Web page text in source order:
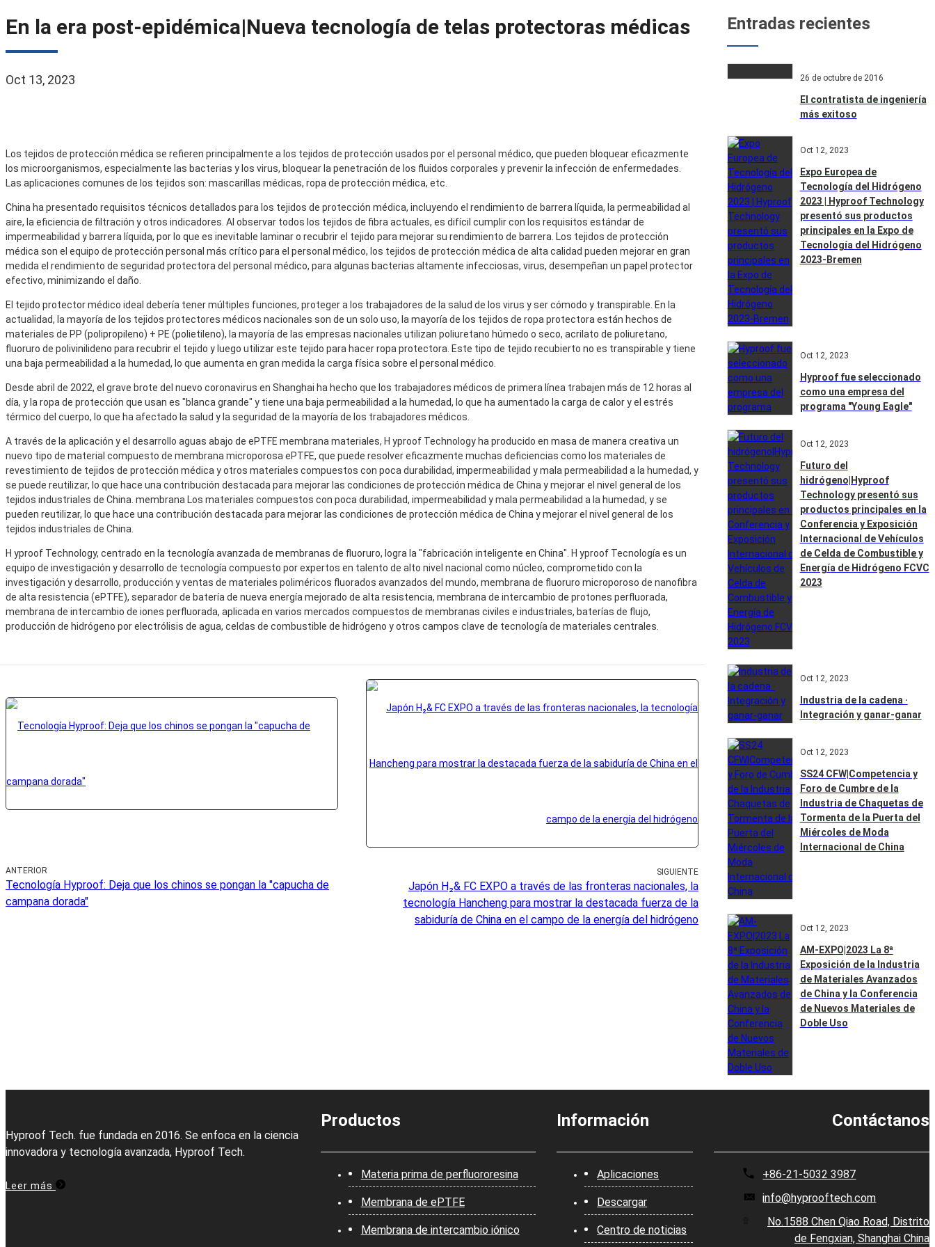
En la era post-epidémica|Nueva tecnología de telas protectoras médicas
Oct 13, 2023
Los tejidos de protección médica se refieren principalmente a los tejidos de protección usados por el personal médico, que pueden bloquear eficazmente
los microorganismos, especialmente las bacterias y los virus, bloquear la penetración de los fluidos corporales y prevenir la infección de enfermedades.
Las aplicaciones comunes de los tejidos son: mascarillas médicas, ropa de protección médica, etc.
China ha presentado requisitos técnicos detallados para los tejidos de protección médica, incluyendo el rendimiento de barrera líquida, la permeabilidad al
aire, la eficiencia de filtración y otros indicadores. Al observar todos los tejidos de fibra actuales, es difícil cumplir con los requisitos estándar de
impermeabilidad y barrera líquida, por lo que es inevitable laminar o recubrir el tejido para mejorar su rendimiento de barrera. Los tejidos de protección
médica son el equipo de protección personal más crítico para el personal médico, los tejidos de protección médica de alta calidad pueden mejorar en gran
medida el rendimiento de seguridad protectora del personal médico, para algunas bacterias altamente infecciosas, virus, desempeñan un papel protector
efectivo, minimizando el daño.
El tejido protector médico ideal debería tener múltiples funciones, proteger a los trabajadores de la salud de los virus y ser cómodo y transpirable. En la
actualidad, la mayoría de los tejidos protectores médicos nacionales son de un solo uso, la mayoría de los tejidos de ropa protectora están hechos de
materiales de PP (polipropileno) + PE (polietileno), la mayoría de las empresas nacionales utilizan poliuretano húmedo o seco, acrilato de poliuretano,
fluoruro de polivinilideno para recubrir el tejido y luego utilizar este tejido para hacer ropa protectora. Este tipo de tejido recubierto no es transpirable y tiene
una baja permeabilidad a la humedad, lo que aumenta en gran medida la carga física sobre el personal médico.
Desde abril de 2022, el grave brote del nuevo coronavirus en Shanghai ha hecho que los trabajadores médicos de primera línea trabajen más de 12 horas al
día, y la ropa de protección que usan es "blanca grande" y tiene una baja permeabilidad a la humedad, lo que ha aumentado la carga de calor y el estrés
térmico del cuerpo, lo que ha afectado la salud y la seguridad de la mayoría de los trabajadores médicos.
A través de la aplicación y el desarrollo aguas abajo de ePTFE membranamateriales, H yproof Technology ha producido en masa de manera creativa un
nuevo tipo de material compuesto de membrana microporosa ePTFE, que puede resolver eficazmente muchas deficiencias como los materiales de
revestimiento de tejidos de protección médica y otros materiales compuestos con poca durabilidad, impermeabilidad y mala permeabilidad a la humedad, y
se puede reutilizar, lo que hace una contribución destacada para mejorar las condiciones de protección médica de China y mejorar el nivel general de los
tejidos industriales de China. membrana Los materiales compuestos con poca durabilidad, impermeabilidad y mala permeabilidad a la humedad, y se
pueden reutilizar, lo que hace una contribución destacada para mejorar las condiciones de protección médica de China y mejorar el nivel general de los
tejidos industriales de China.
H yproof Technology, centrado en la tecnología avanzada de membranas de fluoruro, logra la "fabricación inteligente en China". H yproof Tecnología es un
equipo de investigación y desarrollo de tecnología compuesto por expertos en talento de alto nivel nacional como núcleo, comprometido con la
investigación y desarrollo, producción y ventas de materiales poliméricos fluorados avanzados del mundo, membrana de fluoruro microporoso de nanofibra
de alta resistencia (ePTFE), separador de batería de nueva energía mejorado de alta resistencia, membrana de intercambio de protones perfluorada,
membrana de intercambio de iones perfluorada, aplicada en varios mercados compuestos de membranas civiles e industriales, baterías de flujo,
producción de hidrógeno por electrólisis de agua, celdas de combustible de hidrógeno y otros campos clave de tecnología de materiales centrales.
ANTERIOR
Tecnología Hyproof: Deja que los chinos se pongan la "capucha de
campana dorada"
SIGUIENTE
Japón H₂& FC EXPO a través de las fronteras nacionales, la
tecnología Hancheng para mostrar la destacada fuerza de la
sabiduría de China en el campo de la energía del hidrógeno
Entradas recientes
26 de octubre de 2016
El contratista de ingeniería
más exitoso
Oct 12, 2023
Expo Europea de
Tecnología del Hidrógeno
2023 | Hyproof Technology
presentó sus productos
principales en la Expo de
Tecnología del Hidrógeno
2023-Bremen
Oct 12, 2023
Hyproof fue seleccionado
como una empresa del
programa "Young Eagle"
Oct 12, 2023
Futuro del
hidrógeno|Hyproof
Technology presentó sus
productos principales en la
Conferencia y Exposición
Internacional de Vehículos
de Celda de Combustible y
Energía de Hidrógeno FCVC
2023
Oct 12, 2023
Industria de la cadena ·
Integración y ganar-ganar
Oct 12, 2023
SS24 CFW|Competencia y
Foro de Cumbre de la
Industria de Chaquetas de
Tormenta de la Puerta del
Miércoles de Moda
Internacional de China
Oct 12, 2023
AM-EXPO|2023 La 8ª
Exposición de la Industria
de Materiales Avanzados
de China y la Conferencia
de Nuevos Materiales de
Doble Uso
Hyproof Tech. fue fundada en 2016. Se enfoca en la ciencia
innovadora y tecnología avanzada, Hyproof Tech.
Leer más
Productos
Materia prima de perfluororesina
Membrana de ePTFE
Membrana de intercambio iónico
Información
Aplicaciones
Descargar
Centro de noticias
Contáctanos
+86-21-5032 3987
info@hyprooftech.com
No.1588 Chen Qiao Road, Distrito
de Fengxian, Shanghai China